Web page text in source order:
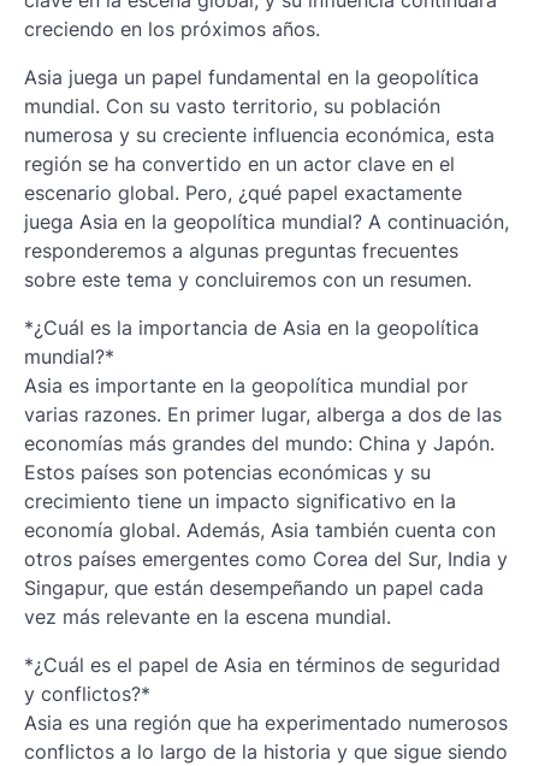
creciendo en los próximos años.
Asia juega un papel fundamental en la geopolítica
mundial. Con su vasto territorio, su población
numerosa y su creciente influencia económica, esta
región se ha convertido en un actor clave en el
escenario global. Pero, ¿qué papel exactamente
juega Asia en la geopolítica mundial? A continuación,
responderemos a algunas preguntas frecuentes
sobre este tema y concluiremos con un resumen.
*¿Cuál es la importancia de Asia en la geopolítica
mundial?*
Asia es importante en la geopolítica mundial por
varias razones. En primer lugar, alberga a dos de las
economías más grandes del mundo: China y Japón.
Estos países son potencias económicas y su
crecimiento tiene un impacto significativo en la
economía global. Además, Asia también cuenta con
otros países emergentes como Corea del Sur, India y
Singapur, que están desempeñando un papel cada
vez más relevante en la escena mundial.
*¿Cuál es el papel de Asia en términos de seguridad
y conflictos?*
Asia es una región que ha experimentado numerosos
conflictos a lo largo de la historia y que sigue siendo